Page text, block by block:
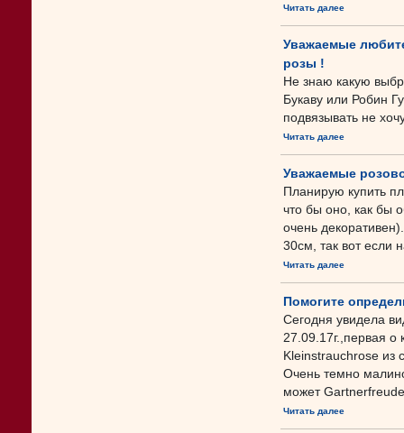
Читать далее
Уважаемые
розы !
Не знаю какую
Букаву или Робин
подвязывать не
Читать далее
Уважаемые
Планирую купить
что бы оно, как бы
очень
30см, так вот если
Читать далее
Помогите
Сегодня увидела
27.09.17г.,первая о
Kleinstrauchrose из
Очень темно
может
Читать далее